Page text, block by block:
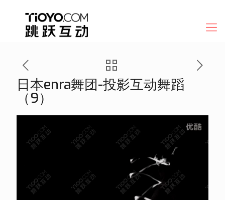
日本enra舞团-投影互动舞蹈
（9）